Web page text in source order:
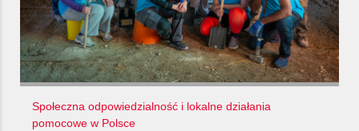
Społeczna odpowiedzialność i lokalne działania
pomocowe w Polsce